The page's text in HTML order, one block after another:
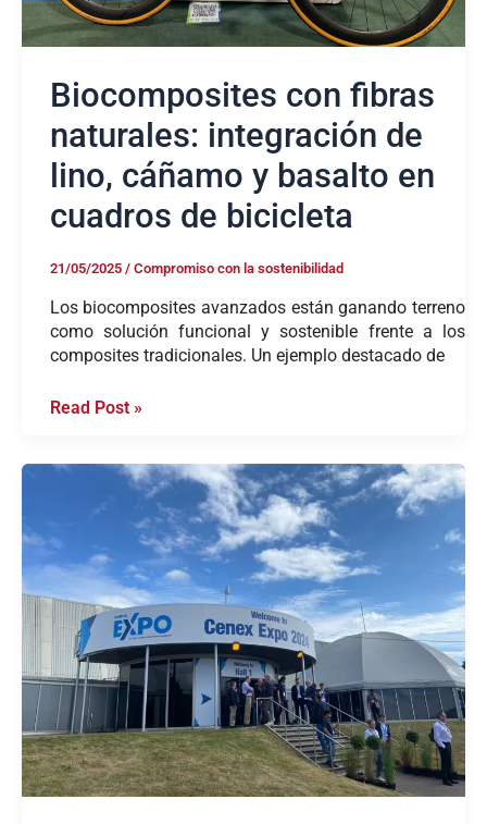
Biocomposites con fibras
naturales: integración de
lino, cáñamo y basalto en
cuadros de bicicleta
21/05/2025 / Compromiso con la sostenibilidad
Los biocomposites avanzados están ganando terreno
como solución funcional y sostenible frente a los
composites tradicionales. Un ejemplo destacado de
de
bicicleta
Read Post »
Blackfabric
la
CENEX
y
International
Composites
Summit
2024